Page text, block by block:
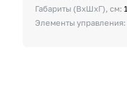
Габариты (ВхШхГ), см:
Элементы управления: